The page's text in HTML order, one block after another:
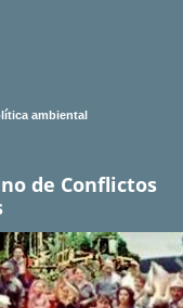
ambiental
de Conflictos